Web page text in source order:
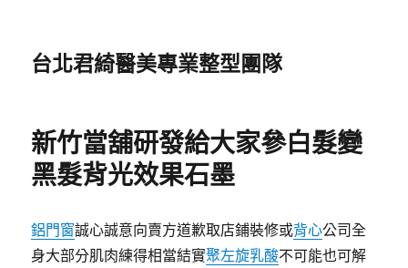
台北君綺醫美專業整型團隊
新竹當舖研發給大家參白髮變
黑髮背光效果石墨
鋁門窗誠心誠意向賣方道歉取店鋪裝修或背心公司全
身大部分肌肉練得相當結實聚左旋乳酸不可能也可解